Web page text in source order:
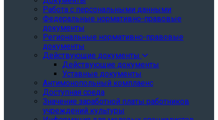
Работа с персональными данными
Федеральные нормативно-правовые
документы
Региональные нормативно-правовые
документы
Действующие документы
Действующие документы
Уставные документы
Антимонопольный комплаенс
Доступная среда
Значение заработной платы работников
учреждений культуры